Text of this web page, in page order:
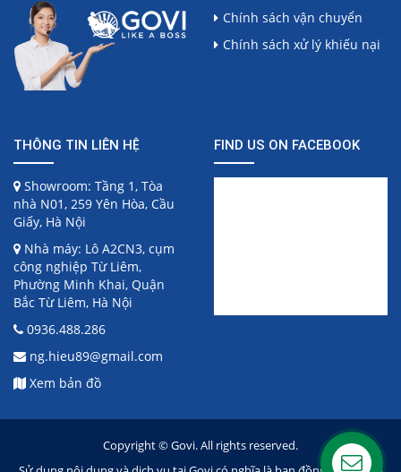
Chính sách vận chuyển
Chính sách xử lý khiếu nại
THÔNG TIN LIÊN HỆ
Showroom: Tầng 1, Tòa
nhà N01, 259 Yên Hòa, Cầu
Giấy, Hà Nội
Nhà máy: Lô A2CN3, cụm
công nghiệp Từ Liêm,
Phường Minh Khai, Quận
Bắc Từ Liêm, Hà Nội
0936.488.286
ng.hieu89@gmail.com
Xem bản đồ
FIND US ON FACEBOOK
Copyright © Govi. All rights reserved.